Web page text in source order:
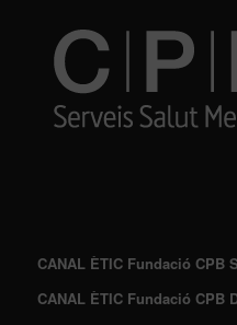
CANAL ÈTIC Fundació CPB
CANAL ÈTIC Fundació CPB